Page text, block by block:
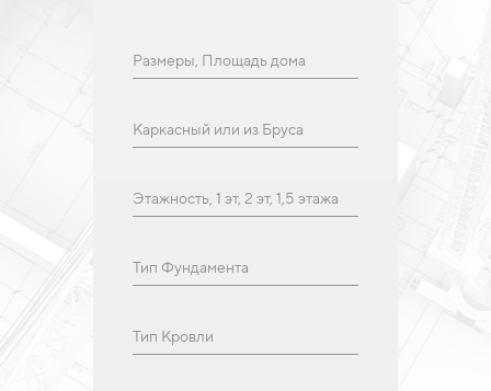
Размеры, Площадь дома
Каркасный или из Бруса
Этажность, 1 эт, 2 эт, 1,5 этажа
Тип Фундамента
Тип Кровли